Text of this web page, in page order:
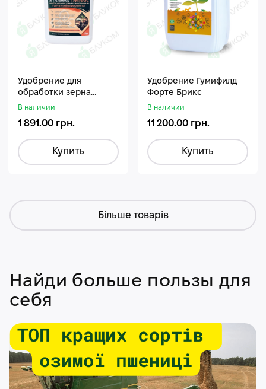
Удобрение для
обработки зерна
Стармакс Гумифос
В наличии
1 891.00 грн.
Купить
Удобрение Гумифилд
Форте Брикс
В наличии
11 200.00 грн.
Купить
Більше товарів
Найди больше пользы для
себя